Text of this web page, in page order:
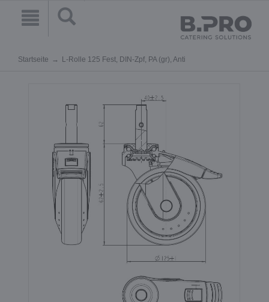
Startseite L-Rolle 125 Fest, DIN-Zpf, PA (gr), Anti